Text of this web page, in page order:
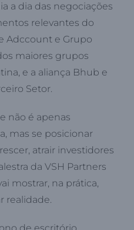
a dia das negociações
relevantes do
Adccount e Grupo
maiores grupos
e a aliança Bhub e
Setor.
não é apenas
mas se posicionar
atrair investidores
da VSH Partners
mostrar, na prática,
realidade.